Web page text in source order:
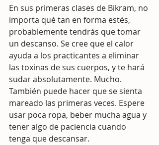
En sus primeras clases de Bikram, no
importa qué tan en forma estés,
probablemente tendrás que tomar
un descanso. Se cree que el calor
ayuda a los practicantes a eliminar
las toxinas de sus cuerpos, y te hará
sudar absolutamente. Mucho.
También puede hacer que se sienta
mareado las primeras veces. Espere
usar poca ropa, beber mucha agua y
tener algo de paciencia cuando
tenga que descansar.